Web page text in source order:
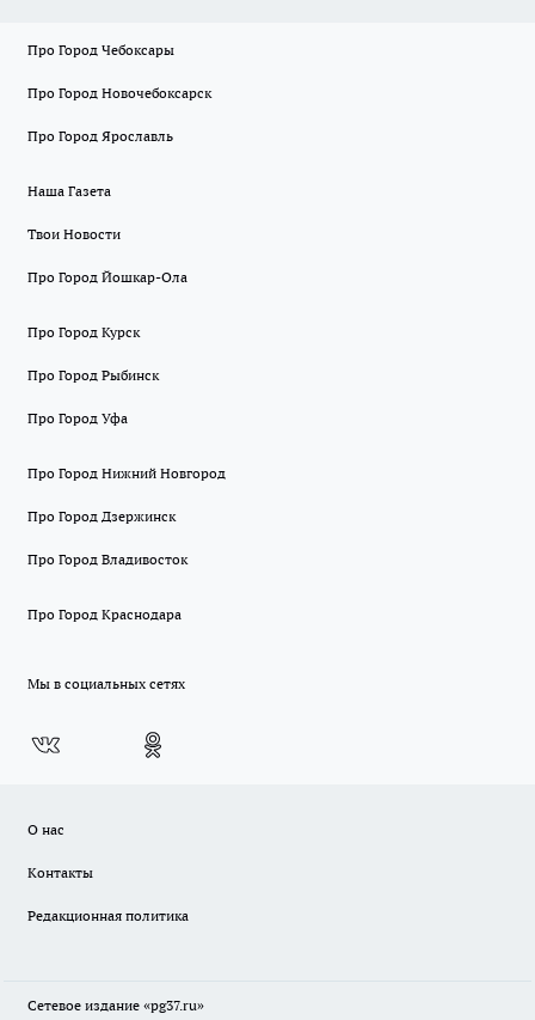
Про Город Чебоксары
Про Город Новочебоксарск
Про Город Ярославль
Наша Газета
Твои Новости
Про Город Йошкар-Ола
Про Город Курск
Про Город Рыбинск
Про Город Уфа
Про Город Нижний Новгород
Про Город Дзержинск
Про Город Владивосток
Про Город Краснодара
Мы в социальных сетях
О нас
Контакты
Редакционная политика
Сетевое издание «pg37.ru»